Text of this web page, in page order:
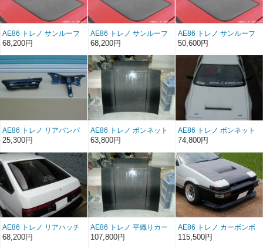
AE86 トレノ サンルーフ
（カーボン綾織り）
68,200円
AE86 トレノ サンルーフ
（カーボン平織り）
68,200円
AE86 トレノ サンルーフ
（FRP）
50,600円
AE86 トレノ リアバンパ
ーステーFRP（左右セッ
25,300円
AE86 トレノ ボンネット
Type1 FRP（前/後期）
63,800円
AE86 トレノ ボンネット
Type2 FRP（前/後期）
74,800円
AE86 トレノ リアハッチ
ストリートFRP（3ドア）
68,200円
AE86 トレノ 平織りカー
ボンボンネット
107,800円
AE86 トレノ カーボンボ
ンネットType2 （前/後
115,500円